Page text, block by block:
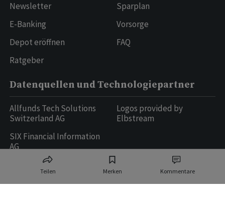
Teilen Merken Kommentare
Newsletter
E-Banking
Depot eröffnen
Ratgeber
Sparplan
Vorsorge
FAQ
Datenquellen und Technologiepartner
Allfunds Tech Solutions
Switzerland AG
SIX Financial Information
AG
Logos provided by
Elbstream
Ringier AG | Ringier Medien Schweiz